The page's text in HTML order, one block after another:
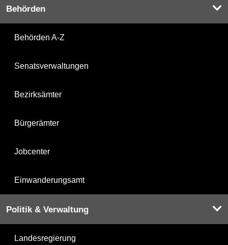
Behörden
Behörden A-Z
Senatsverwaltungen
Bezirksämter
Bürgerämter
Jobcenter
Einwanderungsamt
Politik & Verwaltung
Landesregierung